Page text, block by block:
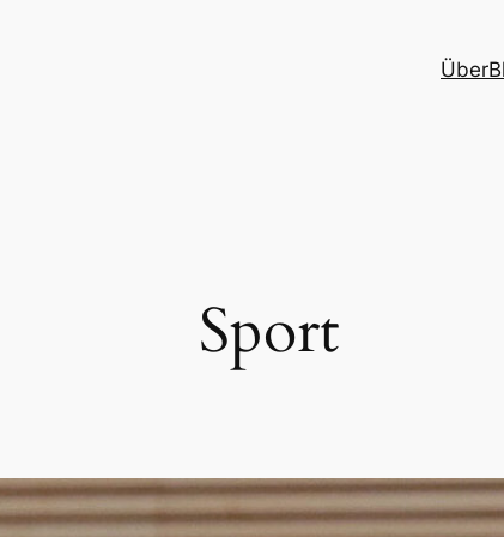
Über
Sport